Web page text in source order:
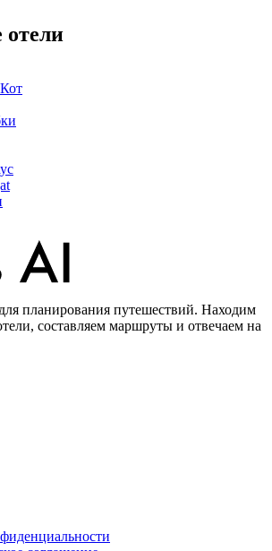
планирования путешествий. Находим
составляем маршруты и отвечаем на